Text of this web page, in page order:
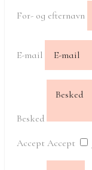
For- og efternavn
E-mail
Besked
Accept Accept